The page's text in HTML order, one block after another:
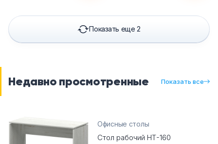
Показать еще 2
Недавно просмотренные Показать все
Офисные столы
Стол рабочий НТ-160